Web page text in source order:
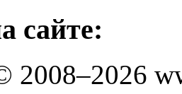
сайте:
2008–2026